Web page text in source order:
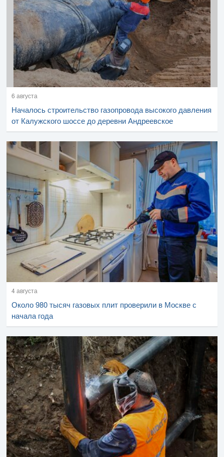
6 августа
Началось строительство газопровода высокого давления
от Калужского шоссе до деревни Андреевское
4 августа
Около 980 тысяч газовых плит проверили в Москве с
начала года